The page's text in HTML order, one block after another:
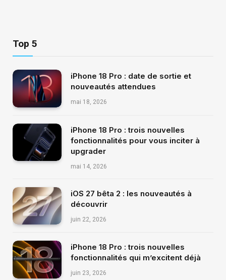
Top 5
iPhone 18 Pro : date de sortie et
nouveautés attendues
mai 18, 2026
iPhone 18 Pro : trois nouvelles
fonctionnalités pour vous inciter à
upgrader
mai 14, 2026
iOS 27 bêta 2 : les nouveautés à
découvrir
juin 22, 2026
iPhone 18 Pro : trois nouvelles
fonctionnalités qui m’excitent déjà
juin 23, 2026